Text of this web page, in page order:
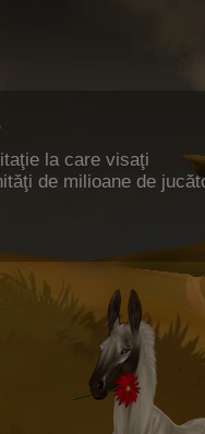
la care visaţi
de milioane de